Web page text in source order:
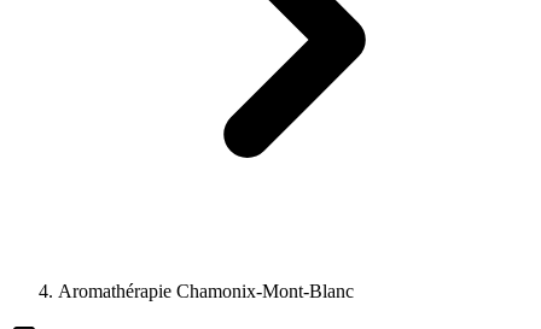
Aromathérapie Chamonix-Mont-Blanc